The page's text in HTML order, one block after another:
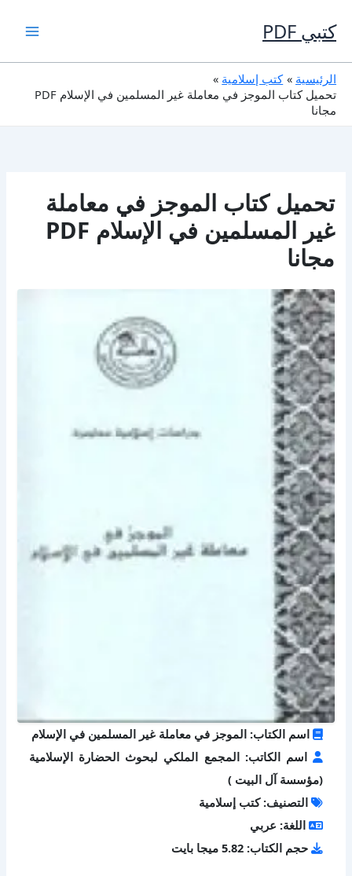
إلى
المحتوى
كتبي PDF
الرئيسية
كتب إسلامية
تحميل كتاب الموجز في معاملة غير المسلمين في الإسلام PDF
مجانا
تحميل كتاب الموجز في معاملة
غير المسلمين في الإسلام PDF
مجانا
اسم الكتاب: الموجز في معاملة غير المسلمين في الإسلام
اسم الكاتب: المجمع الملكي لبحوث الحضارة الإسلامية
(مؤسسة آل البيت )
التصنيف: كتب إسلامية
اللغة: عربي
حجم الكتاب: 5.82 ميجا بايت